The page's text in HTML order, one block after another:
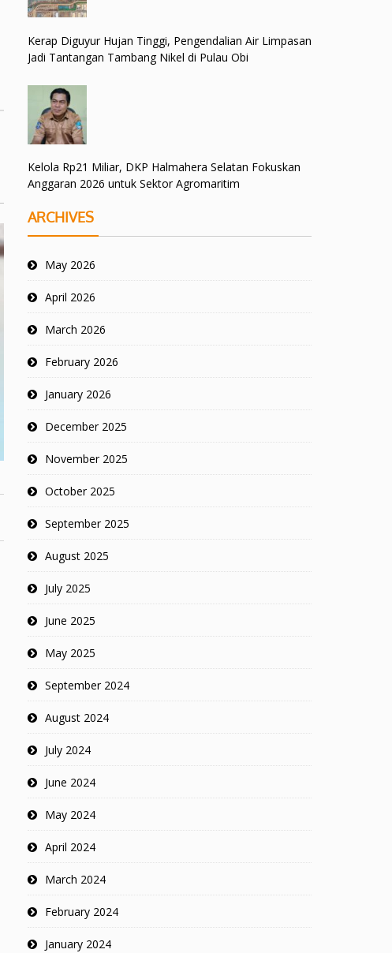
Kerap Diguyur Hujan Tinggi, Pengendalian Air Limpasan
Jadi Tantangan Tambang Nikel di Pulau Obi
Kelola Rp21 Miliar, DKP Halmahera Selatan Fokuskan
Anggaran 2026 untuk Sektor Agromaritim
ARCHIVES
May 2026
April 2026
March 2026
February 2026
January 2026
December 2025
November 2025
October 2025
September 2025
August 2025
July 2025
June 2025
May 2025
September 2024
August 2024
July 2024
June 2024
May 2024
April 2024
March 2024
February 2024
January 2024